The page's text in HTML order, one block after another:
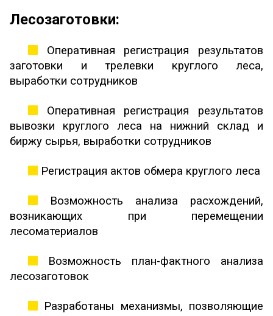
Лесозаготовки:
Оперативная регистрация результатов
заготовки и трелевки круглого леса,
выработки сотрудников
Оперативная регистрация результатов
вывозки круглого леса на нижний склад и
биржу сырья, выработки сотрудников
Регистрация актов обмера круглого леса
Возможность анализа расхождений,
возникающих при перемещении
лесоматериалов
Возможность план-фактного анализа
лесозаготовок
Разработаны механизмы, позволяющие